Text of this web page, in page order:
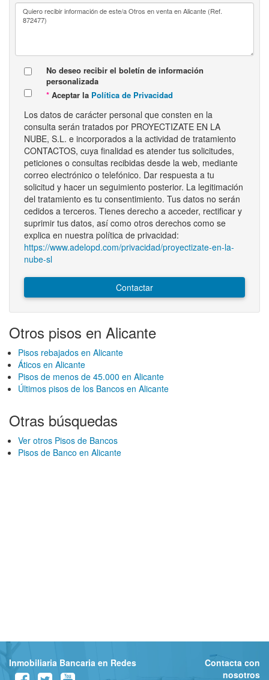
No deseo recibir el boletín de información
personalizada
Aceptar la Política de Privacidad
Los datos de carácter personal que consten en la
consulta serán tratados por PROYECTIZATE EN LA
NUBE, S.L. e incorporados a la actividad de tratamiento
CONTACTOS, cuya finalidad es atender tus solicitudes,
peticiones o consultas recibidas desde la web, mediante
correo electrónico o telefónico. Dar respuesta a tu
solicitud y hacer un seguimiento posterior. La legitimación
del tratamiento es tu consentimiento. Tus datos no serán
cedidos a terceros. Tienes derecho a acceder, rectificar y
suprimir tus datos, así como otros derechos como se
explica en nuestra política de privacidad:
https://www.adelopd.com/privacidad/proyectizate-en-la-
nube-sl
Contactar
Otros pisos en Alicante
Pisos rebajados en Alicante
Áticos en Alicante
Pisos de menos de 45.000 en Alicante
Últimos pisos de los Bancos en Alicante
Otras búsquedas
Ver otros Pisos de Bancos
Pisos de Banco en Alicante
Inmobiliaria Bancaria en Redes
Contacta con
nosotros